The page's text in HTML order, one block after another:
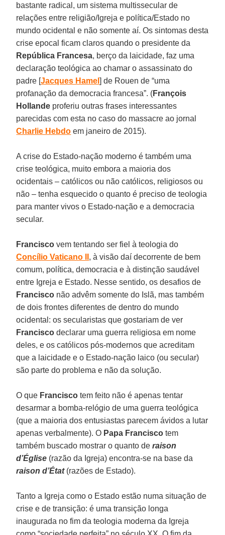
bastante radical, um sistema multissecular de
relações entre religião/Igreja e política/Estado no
mundo ocidental e não somente aí. Os sintomas desta
crise epocal ficam claros quando o presidente da
República Francesa, berço da laicidade, faz uma
declaração teológica ao chamar o assassinato do
padre [Jacques Hamel] de Rouen de “uma
profanação da democracia francesa”. (François
Hollande proferiu outras frases interessantes
parecidas com esta no caso do massacre ao jornal
Charlie Hebdo em janeiro de 2015).
A crise do Estado-nação moderno é também uma
crise teológica, muito embora a maioria dos
ocidentais – católicos ou não católicos, religiosos ou
não – tenha esquecido o quanto é preciso de teologia
para manter vivos o Estado-nação e a democracia
secular.
Francisco vem tentando ser fiel à teologia do
Concílio Vaticano II , à visão daí decorrente de bem
comum, política, democracia e à distinção saudável
entre Igreja e Estado. Nesse sentido, os desafios de
Francisco não advêm somente do Islã, mas também
de dois frontes diferentes de dentro do mundo
ocidental: os secularistas que gostariam de ver
Francisco declarar uma guerra religiosa em nome
deles, e os católicos pós-modernos que acreditam
que a laicidade e o Estado-nação laico (ou secular)
são parte do problema e não da solução.
O que Francisco tem feito não é apenas tentar
desarmar a bomba-relógio de uma guerra teológica
(que a maioria dos entusiastas parecem ávidos a lutar
apenas verbalmente). O Papa Francisco tem
também buscado mostrar o quanto deraison
d’Église (razão da Igreja) encontra-se na base da
raison d’État(razões de Estado).
Tanto a Igreja como o Estado estão numa situação de
crise e de transição: é uma transição longa
inaugurada no fim da teologia moderna da Igreja